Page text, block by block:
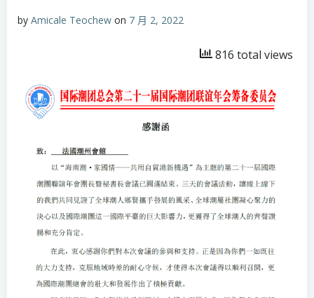
by Amicale Teochew on 7 月 2, 2022
816 total views